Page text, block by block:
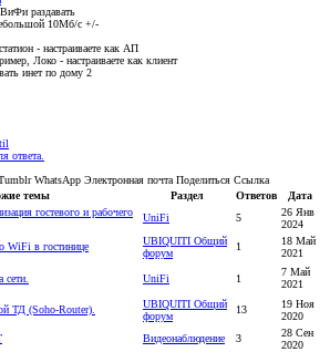
раздавать
10Мб/с +/-
- настраиваете как АП
Локо - настраиваете как клиент
инет по дому 2
ответа.
WhatsApp Электронная почта Поделиться Ссылка
темы Раздел Ответов
Дата
гостевого и рабочего
UniFi 5
26 Янв
2024
WiFi в гостинице
UBIQUITI Общий
форум
1
18 Май
2021
сети. UniFi 1
7 Май
2021
ТД (Soho-Router).
UBIQUITI Общий
форум
13
19 Ноя
2020
Видеонаблюдение 3
28 Сен
2020